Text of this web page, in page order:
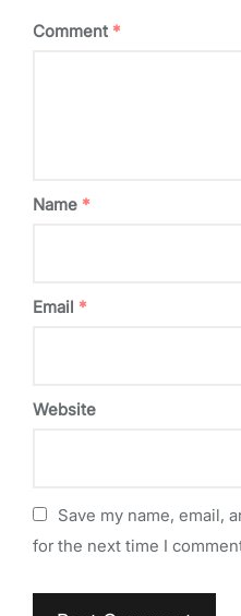
Comment *
Name *
Email *
Website
Save my name, email,
for the next time I